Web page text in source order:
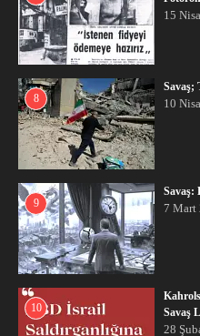
15
8
Savaş;
10
9
Savaş:
7 Mart
10
Savaş
28